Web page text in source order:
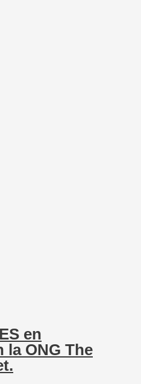
en
ONG The